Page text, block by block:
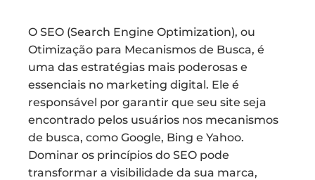
O SEO (Search Engine Optimization), ou
Otimização para Mecanismos de Busca, é
uma das estratégias mais poderosas e
essenciais no marketing digital. Ele é
responsável por garantir que seu site seja
encontrado pelos usuários nos mecanismos
de busca, como Google, Bing e Yahoo.
Dominar os princípios do SEO pode
transformar a visibilidade da sua marca,